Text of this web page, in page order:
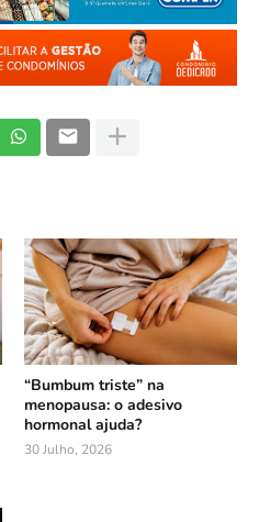
“Bumbum triste” na
menopausa: o adesivo
hormonal ajuda?
30 Julho, 2026